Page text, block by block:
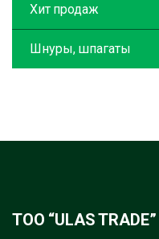
Хит продаж
Шнуры, шпагаты
ТОО “ULAS TRADE”